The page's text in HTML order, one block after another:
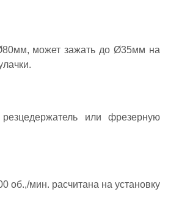
может зажать до Ø35мм на
или фрезерную
об.,/мин. расчитана на установку